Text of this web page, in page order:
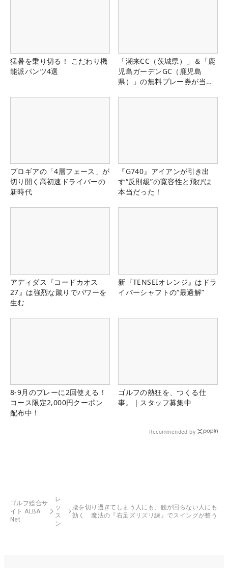
猛暑を乗り切る！ こだわり機
能派パンツ4選
「潮来CC（茨城県）」＆「鹿
児島ガーデンGC（鹿児島
県）」の無料プレー券が当た
プロギアの「4層フェース」が
切り開く高初速ドライバーの
新時代
『G740』アイアンが引き出
す“反則級”の寛容性と飛びは
本当だった！
アディダス『コードカオス
27』は強烈な蹴りでパワーを
生む
新『TENSEIオレンジ』はドラ
イバーシャフトの“最適解”
8-9月のプレーに2回使える！
コース限定2,000円クーポン
配布中！
ゴルフの熱狂を、つくる仕
事。｜スタッフ募集中
Recommended by
ゴルフ総合サ
イト ALBA
Net
レ
ッ
ス
ン
腰を切り過ぎてしまう人にも、腰が回らない人にも
効く 魔法の『右足ズリズリ練』でスイングが整う